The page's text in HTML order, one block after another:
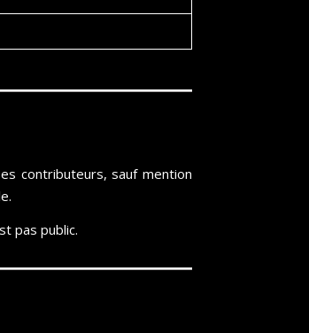
contributeurs, sauf mention
pas public.